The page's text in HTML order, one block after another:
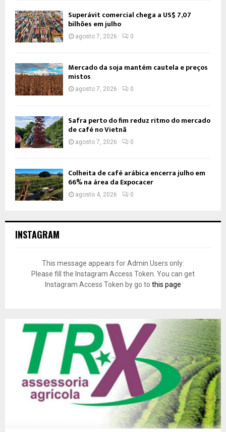
Superávit comercial chega a US$ 7,07
bilhões em julho
agosto 7, 2026 0
Mercado da soja mantém cautela e preços
mistos
agosto 7, 2026 0
Safra perto do fim reduz ritmo do mercado
de café no Vietnã
agosto 7, 2026 0
Colheita de café arábica encerra julho em
66% na área da Expocacer
agosto 4, 2026 0
INSTAGRAM
This message appears for Admin Users only:
Please fill the Instagram Access Token. You can get
Instagram Access Token by go to this page